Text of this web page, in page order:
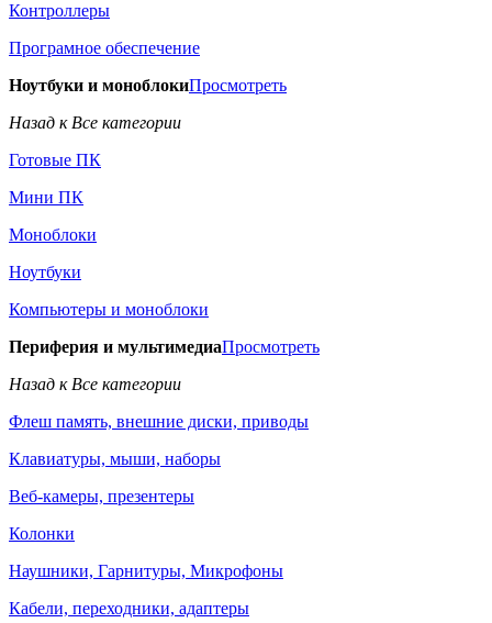
Контроллеры
Програмное обеспечение
Ноутбуки и моноблокиПросмотреть
Назад к Все категории
Готовые ПК
Мини ПК
Моноблоки
Ноутбуки
Компьютеры и моноблоки
Периферия и мультимедиаПросмотреть
Назад к Все категории
Флеш память, внешние диски, приводы
Клавиатуры, мыши, наборы
Веб-камеры, презентеры
Колонки
Наушники, Гарнитуры, Микрофоны
Кабели, переходники, адаптеры